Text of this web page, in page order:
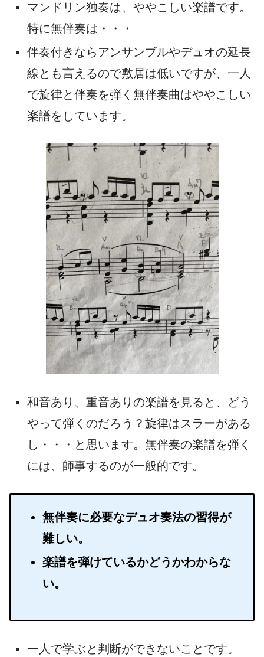
マンドリン独奏は、ややこしい楽譜です。
特に無伴奏は・・・
伴奏付きならアンサンブルやデュオの延長
線とも言えるので敷居は低いですが、一人
で旋律と伴奏を弾く無伴奏曲はややこしい
楽譜をしています。
和音あり、重音ありの楽譜を見ると、どう
やって弾くのだろう？旋律はスラーがある
し・・・と思います。無伴奏の楽譜を弾く
には、師事するのが一般的です。
無伴奏に必要なデュオ奏法の習得が
難しい。
楽譜を弾けているかどうかわからな
い。
一人で学ぶと判断ができないことです。